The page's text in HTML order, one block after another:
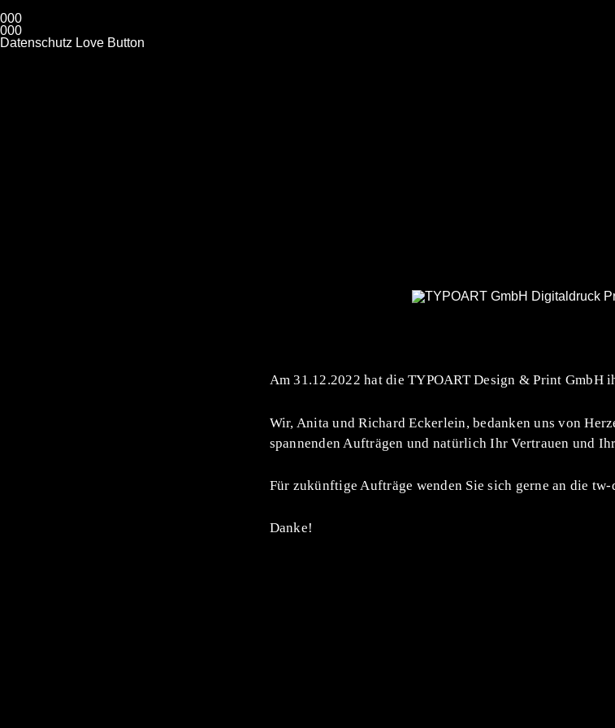
000
000
Datenschutz Love Button
Am 31.12.2022 hat die TYPOART Design & Print GmbH
Wir, Anita und Richard Eckerlein, bedanken uns von
spannenden Aufträgen und natürlich Ihr Vertrauen und
Für zukünftige Aufträge wenden Sie sich gerne an die
Danke!